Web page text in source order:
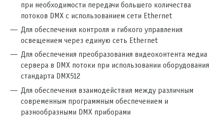
при необходимости передачи большего количества
потоков DMX с использованием сети Ethernet
Для обеспечения контроля и гибкого управления
освещением через единую сеть Ethernet
Для обеспечения преобразования видеоконтента медиа
сервера в DMX потоки при использовании оборудования
стандарта DMX512
Для обеспечения взаимодействия между различным
современным программным обеспечением и
разнообразными DMX приборами